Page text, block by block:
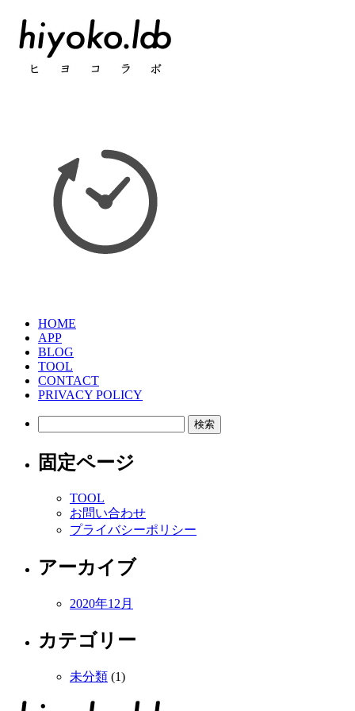
HOME
APP
BLOG
TOOL
CONTACT
PRIVACY POLICY
固定ページ
TOOL
お問い合わせ
プライバシーポリシー
アーカイブ
2020年12月
カテゴリー
未分類 (1)